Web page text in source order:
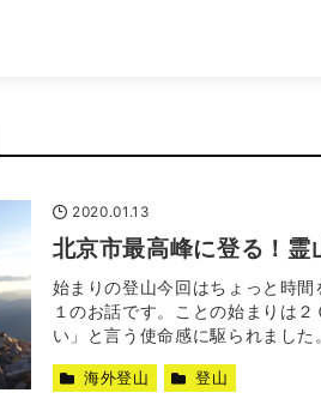
2020.01.13
北京市最高峰に登る！
始まりの登山今回はちょっと時
１のお話です。ことの始まりは
い」と言う使命感に駆られました
海外登山 登山